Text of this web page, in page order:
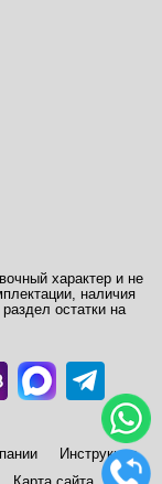
характер и не
наличия
остатки на
Инструкции